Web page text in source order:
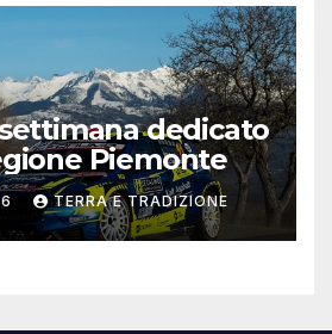
dedicato
Piemonte
TERRA E TRADIZIONE